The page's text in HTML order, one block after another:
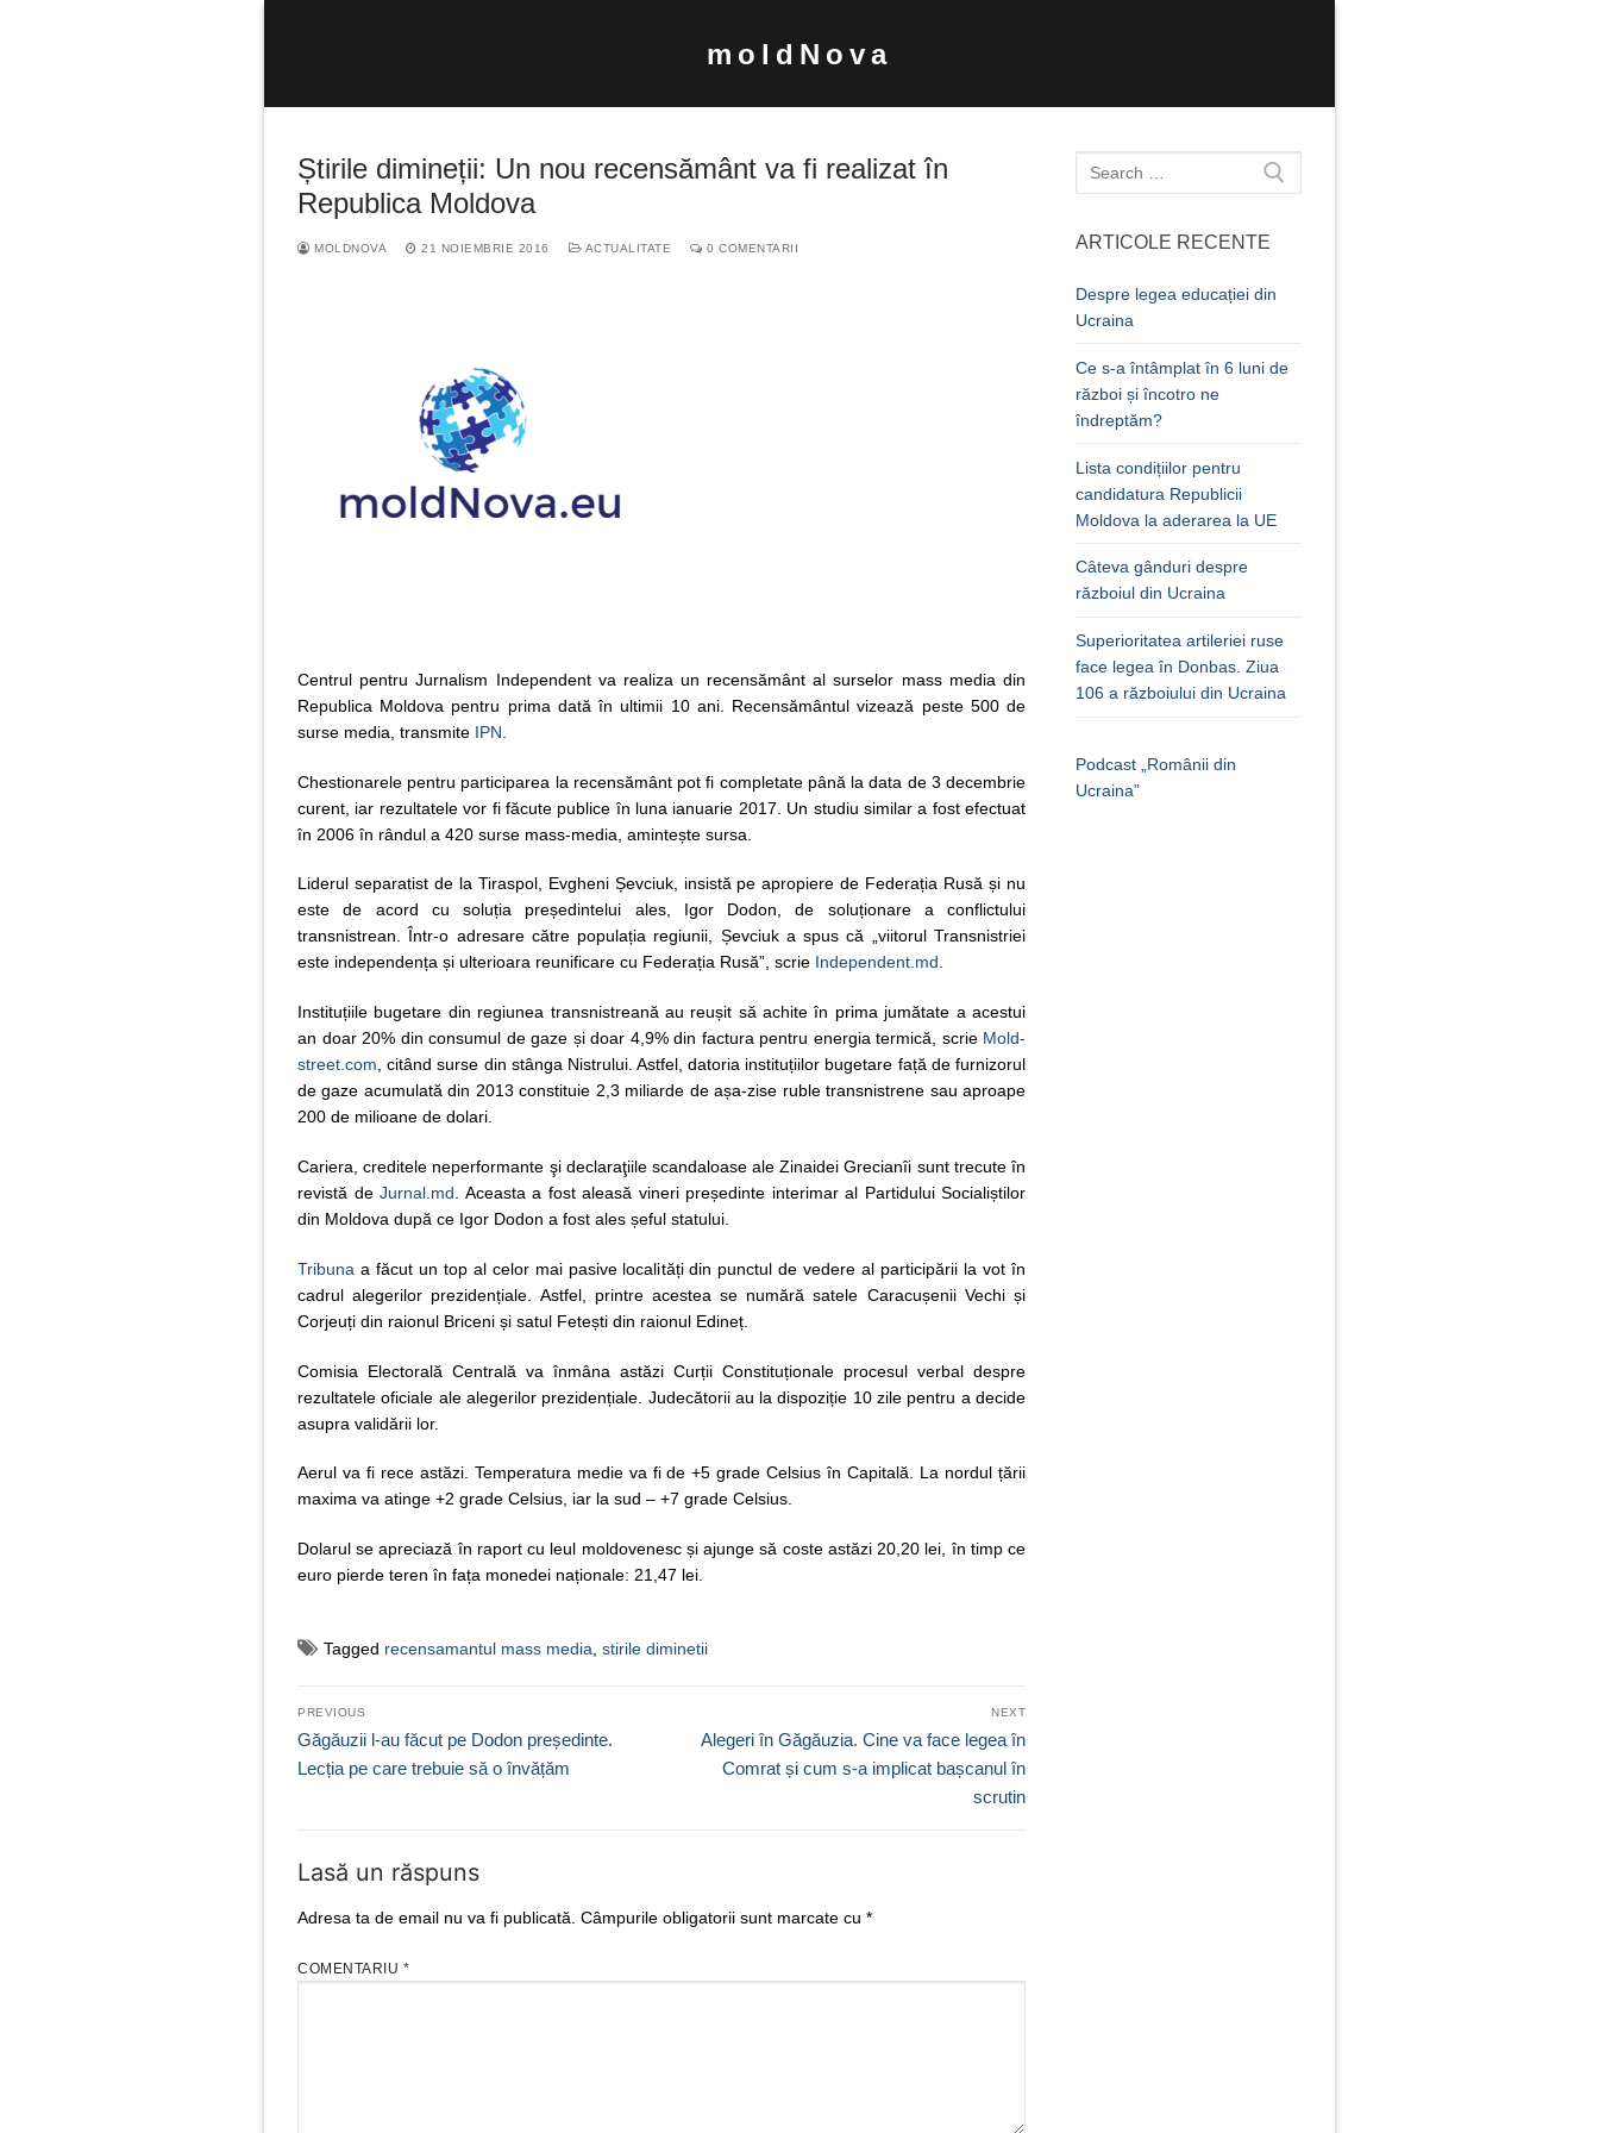
moldNova
Știrile dimineții: Un nou recensământ va fi realizat în
Republica Moldova
MOLDNOVA 21 NOIEMBRIE 2016 ACTUALITATE 0 COMENTARII
Centrul pentru Jurnalism Independent va realiza un recensământ al surselor mass media din
Republica Moldova pentru prima dată în ultimii 10 ani. Recensământul vizează peste 500 de
surse media, transmite IPN
Chestionarele pentru participarea la recensământ pot fi completate până la data de 3 decembrie
curent, iar rezultatele vor fi făcute publice în luna ianuarie 2017. Un studiu similar a fost efectuat
în 2006 în rândul a 420 surse mass-media, amintește sursa.
Liderul separatist de la Tiraspol, Evgheni Șevciuk, insistă pe apropiere de Federația Rusă și nu
este de acord cu soluția președintelui ales, Igor Dodon, de soluționare a conflictului
transnistrean. Într-o adresare către populația regiunii, Șevciuk a spus că „viitorul Transnistriei
este independența și ulterioara reunificare cu Federația Rusă”, scrie Independent.md.
Instituțiile bugetare din regiunea transnistreană au reușit să achite în prima jumătate a acestui
an doar 20% din consumul de gaze și doar 4,9% din factura pentru energia termică, scrie Mold-
street.com , citând surse din stânga Nistrului. Astfel, datoria instituțiilor bugetare față de furnizorul
de gaze acumulată din 2013 constituie 2,3 miliarde de așa-zise ruble transnistrene sau aproape
200 de milioane de dolari.
Cariera, creditele neperformante şi declaraţiile scandaloase ale Zinaidei Grecianîi sunt trecute în
revistă de Jurnal.md . Aceasta a fost aleasă vineri președinte interimar al Partidului Socialiștilor
din Moldova după ce Igor Dodon a fost ales șeful statului.
Tribuna a făcut un top al celor mai pasive localități din punctul de vedere al participării la vot în
cadrul alegerilor prezidențiale. Astfel, printre acestea se numără satele Caracușenii Vechi și
Corjeuți din raionul Briceni și satul Fetești din raionul Edineț.
Comisia Electorală Centrală va înmâna astăzi Curții Constituționale procesul verbal despre
rezultatele oficiale ale alegerilor prezidențiale. Judecătorii au la dispoziție 10 zile pentru a decide
asupra validării lor.
Aerul va fi rece astăzi. Temperatura medie va fi de +5 grade Celsius în Capitală. La nordul țării
maxima va atinge +2 grade Celsius, iar la sud – +7 grade Celsius.
Dolarul se apreciază în raport cu leul moldovenesc și ajunge să coste astăzi 20,20 lei, în timp ce
euro pierde teren în fața monedei naționale: 21,47 lei.
Tagged recensamantul mass media stirile diminetii
Navigare
în
articole
PREVIOUS
Previous
post:
Găgăuzii l-au făcut pe Dodon președinte.
Lecția pe care trebuie să o învățăm
NEXT
Next
post:
Alegeri în Găgăuzia. Cine va face legea în
Comrat și cum s-a implicat bașcanul în
scrutin
Lasă un răspuns
Adresa ta de email nu va fi publicată. Câmpurile obligatorii sunt marcate cu *
COMENTARIU *
Caută
după:
ARTICOLE RECENTE
Despre legea educației din
Ucraina
Ce s-a întâmplat în 6 luni de
război și încotro ne
îndreptăm?
Lista condițiilor pentru
candidatura Republicii
Moldova la aderarea la UE
Câteva gânduri despre
războiul din Ucraina
Superioritatea artileriei ruse
face legea în Donbas. Ziua
106 a războiului din Ucraina
Podcast „Românii din
Ucraina”